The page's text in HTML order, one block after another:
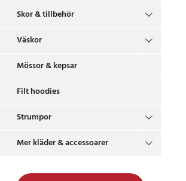
Skor & tillbehör
Väskor
Mössor & kepsar
Filt hoodies
Strumpor
Mer kläder & accessoarer